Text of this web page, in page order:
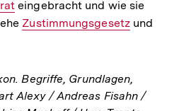
Link:
eingebracht und wie sie
Interner
Zustimmungsgesetzund
Begriffe, Grundlagen,
Alexy / Andreas Fisahn /